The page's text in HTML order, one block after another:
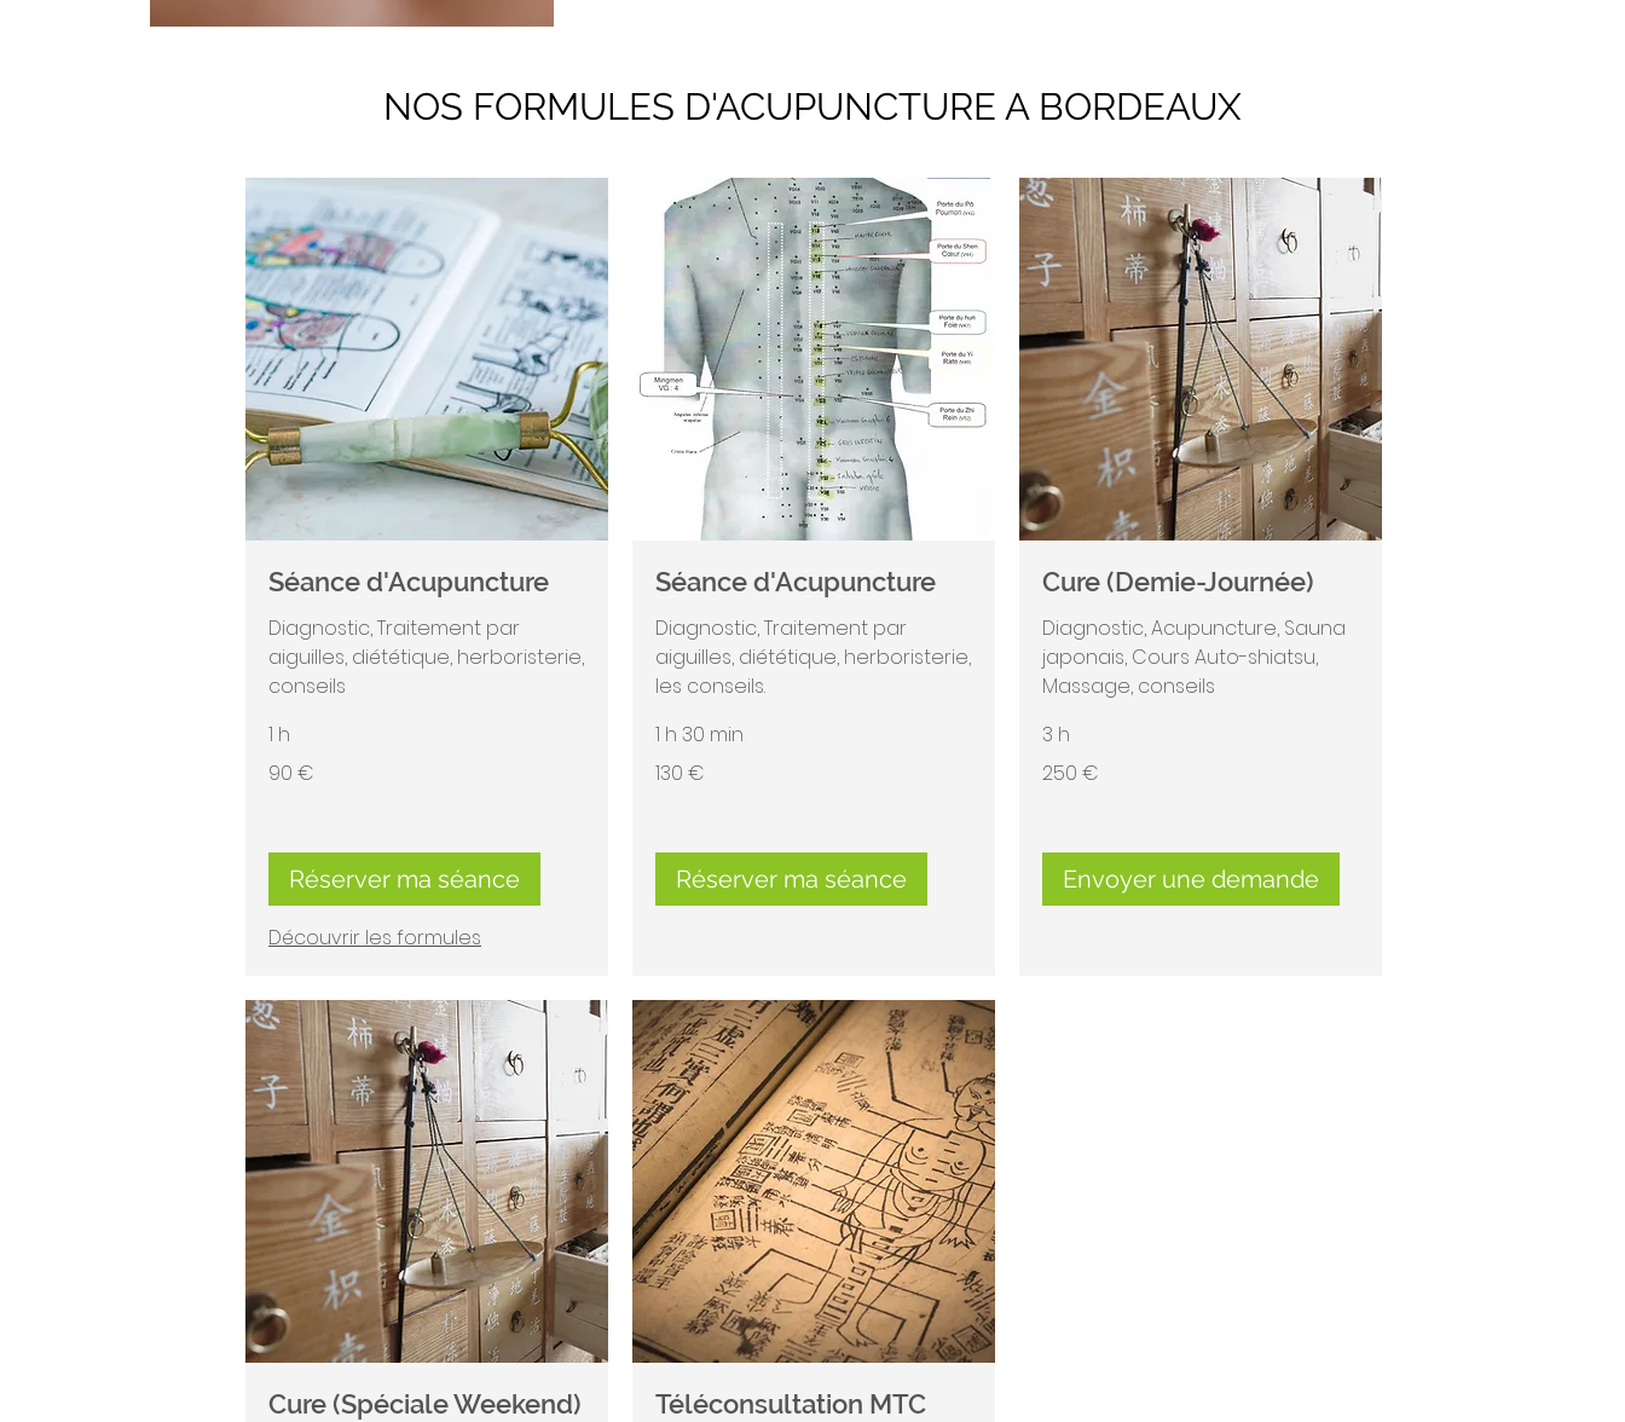
NOS FORMULES D'ACUPUNCTURE A BORDEAUX
Séance d'Acupuncture
Diagnostic, Traitement par
aiguilles, diététique, herboristerie,
conseils
1 h
euros
90 €
Réserver ma séance
Découvrir les formules
Séance d'Acupuncture
Diagnostic, Traitement par
aiguilles, diététique, herboristerie,
les conseils.
1 h 30 min
euros
130 €
Réserver ma séance
Cure (Demie-Journée)
Diagnostic, Acupuncture, Sauna
japonais, Cours Auto-shiatsu,
Massage, conseils
3 h
euros
250 €
Envoyer une demande
Cure (Spéciale Weekend)
Téléconsultation MTC